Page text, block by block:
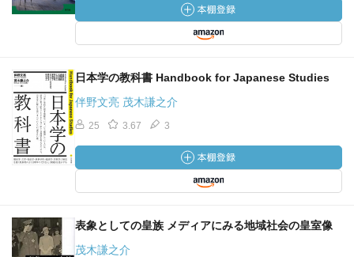
日本学の教科書 Handbook for Japanese Studies
伴野文亮 茂木謙之介
25 3.67 3
表象としての皇族 メディアにみる地域社会の皇室像
茂木謙之介